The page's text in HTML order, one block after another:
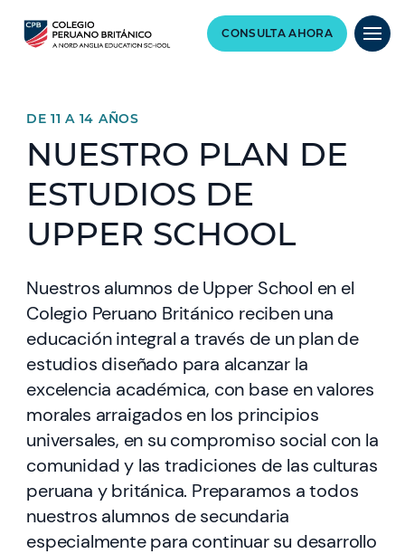
CONSULTA AHORA
DE 11 A 14 AÑOS
NUESTRO PLAN DE
ESTUDIOS DE
UPPER SCHOOL
Nuestros alumnos de Upper School en el
Colegio Peruano Británico reciben una
educación integral a través de un plan de
estudios diseñado para alcanzar la
excelencia académica, con base en valores
morales arraigados en los principios
universales, en su compromiso social con la
comunidad y las tradiciones de las culturas
peruana y británica. Preparamos a todos
nuestros alumnos de secundaria
especialmente para continuar su desarrollo